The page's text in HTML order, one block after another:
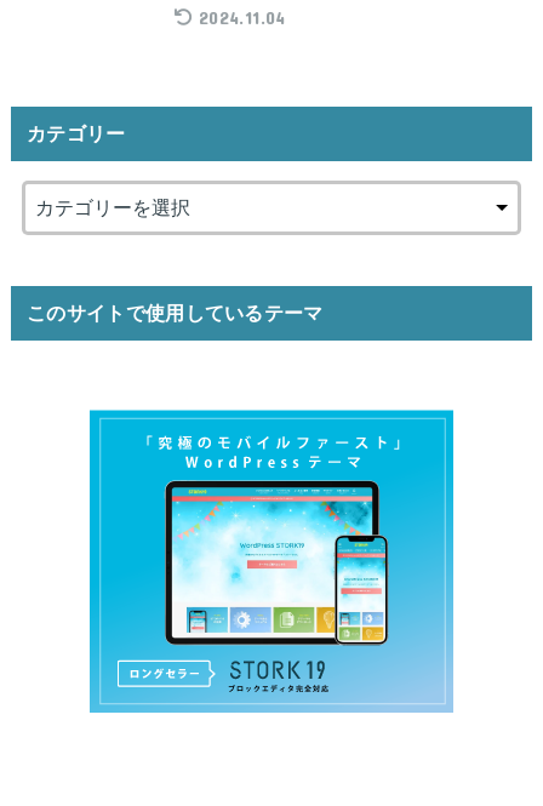
2024.11.04
カテゴリー
このサイトで使用しているテーマ